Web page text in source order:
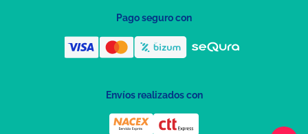
Pago seguro con
Envíos realizados con